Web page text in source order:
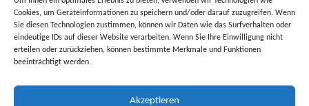
Cookies, um Geräteinformationen zu speichern und/oder darauf zuzugreifen. Wenn
Sie diesen Technologien zustimmen, können wir Daten wie das Surfverhalten oder
eindeutige IDs auf dieser Website verarbeiten. Wenn Sie Ihre Einwilligung nicht
erteilen oder zurückziehen, können bestimmte Merkmale und Funktionen
beeinträchtigt werden.
Akzeptieren